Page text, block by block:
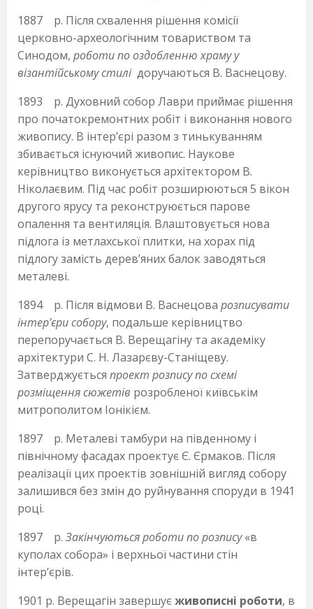
1887 р. Після схвалення рішення комісії
церковно-археологічним товариством та
Синодом, роботи пооздобленню храму у
візантійському стилі доручаються В. Васнецову.
1893 р. Духовний собор Лаври приймає рішення
про початокремонтних робіт і виконання нового
живопису. В інтер’єрі разом з тинькуванням
збивається існуючий живопис. Наукове
керівництво виконується архітектором В.
Ніколаєвим. Під час робіт розширюються 5 вікон
другого ярусу та реконструюється парове
опалення та вентиляція. Влаштовується нова
підлога із метлахської плитки, на хорах під
підлогу замість дерев’яних балок заводяться
металеві.
1894 р. Після відмови В. Васнецова розписувати
інтер’єри собору, подальше керівництво
перепоручається В. Верещагіну та академіку
архітектури С. Н. Лазарєву-Станіщеву.
Затверджується проект розпису по схемі
розміщення сюжетів розробленої київськім
митрополитом Іонікієм.
1897 р. Металеві тамбури на південному і
північному фасадах проектує Є. Єрмаков. Після
реалізації цих проектів зовнішній вигляд собору
залишився без змін до руйнування споруди в 1941
році.
1897 р. Закінчуються роботи по розпису«в
куполах собора» і верхньої частини стін
інтер’єрів.
1901 р. Верещагін завершує живописні роботи, в